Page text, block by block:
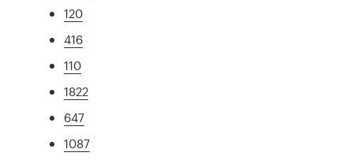
120
416
110
1822
647
1087